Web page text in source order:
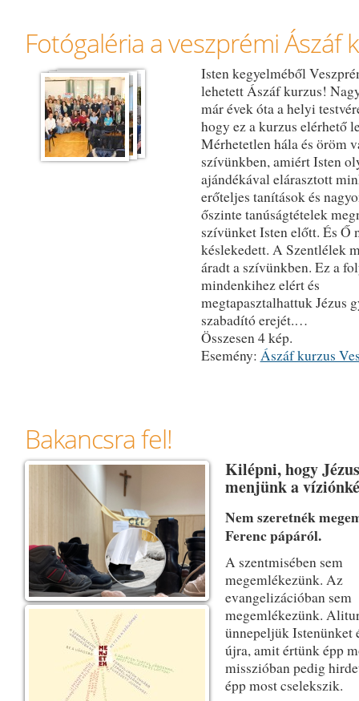
Fotógaléria a veszprémi Ászáf
Isten kegyelméből
lehetett Ászáf kurzus!
már évek óta a helyi
hogy ez a kurzus elérhető
Mérhetetlen hála és öröm
szívünkben, amiért Isten
ajándékával elárasztott
erőteljes tanítások és
őszinte tanúságtételek
szívünket Isten előtt. És Ő
késlekedett. A Szentlélek
áradt a szívünkben. Ez a
mindenkihez elért és
megtapasztalhattuk Jézus
szabadító erejét.…
Összesen 4 kép.
Esemény: Ászáf kurzus
Bakancsra fel!
Kilépni, hogy
menjünk a
Nem szeretnék
Ferenc pápáról.
A szentmisében sem
megemlékezünk. Az
evangelizációban sem
megemlékezünk.
ünnepeljük Istenünket
újra, amit értünk épp
misszióban pedig
épp most cselekszik.